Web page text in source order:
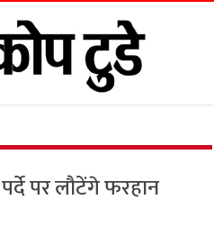
पर लौटेंगे फरहान